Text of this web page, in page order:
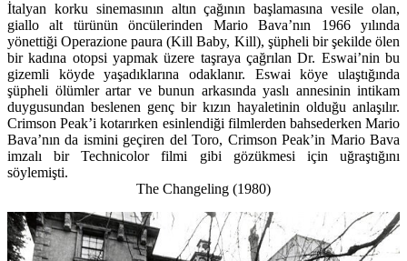
İtalyan korku sinemasının altın çağının başlamasına vesile olan,
giallo alt türünün öncülerinden Mario Bava’nın 1966 yılında
yönettiği Operazione paura (Kill Baby, Kill), şüpheli bir şekilde ölen
bir kadına otopsi yapmak üzere taşraya çağrılan Dr. Eswai’nin bu
gizemli köyde yaşadıklarına odaklanır. Eswai köye ulaştığında
şüpheli ölümler artar ve bunun arkasında yaslı annesinin intikam
duygusundan beslenen genç bir kızın hayaletinin olduğu anlaşılır.
Crimson Peak’i kotarırken esinlendiği filmlerden bahsederken Mario
Bava’nın da ismini geçiren del Toro, Crimson Peak’in Mario Bava
imzalı bir Technicolor filmi gibi gözükmesi için uğraştığını
söylemişti.
The Changeling (1980)